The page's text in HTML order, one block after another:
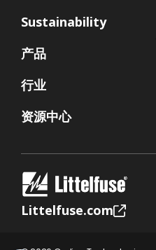
Sustainability
产品
行业
资源中心
Littelfuse.com